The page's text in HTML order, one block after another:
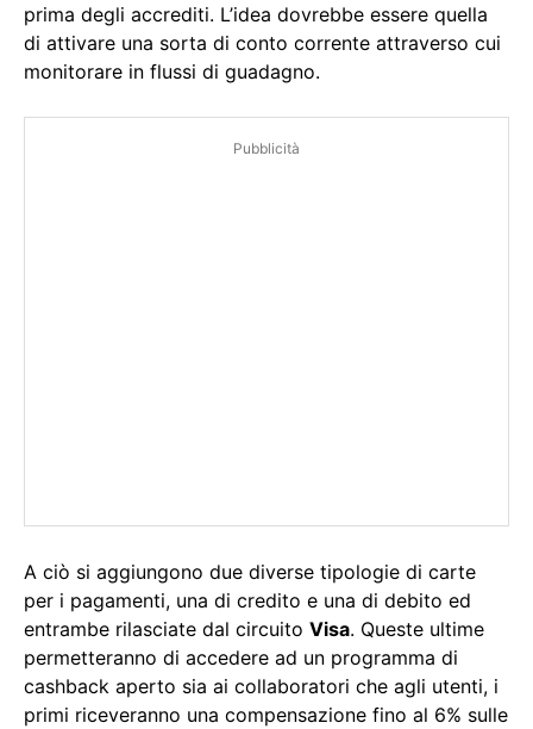
prima degli accrediti. L’idea dovrebbe essere quella
di attivare una sorta di conto corrente attraverso cui
monitorare in flussi di guadagno.
Pubblicità
A ciò si aggiungono due diverse tipologie di carte
per i pagamenti, una di credito e una di debito ed
entrambe rilasciate dal circuito Visa. Queste ultime
permetteranno di accedere ad un programma di
cashback aperto sia ai collaboratori che agli utenti, i
primi riceveranno una compensazione fino al 6% sulle